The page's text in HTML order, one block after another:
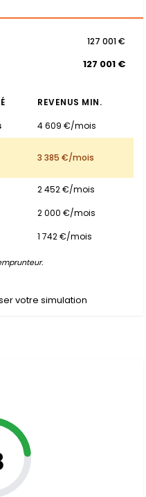
127 001 €
127 001 €
REVENUS MIN.
4 609 €/mois
3 385 €/mois
2 452 €/mois
2 000 €/mois
1 742 €/mois
votre simulation